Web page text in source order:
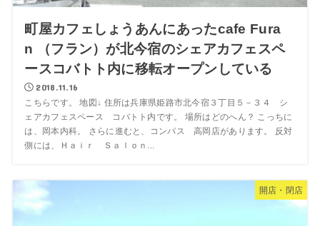
町屋カフェしょうあんにあったcafe Fura
n （フラン）が北今宿のシェアカフェスペ
ースコバトト内に移転オープンしている
2018.11.16
こちらです。 地図↓ 住所は兵庫県姫路市北今宿３丁目５－３４ シ
ェアカフェスペース コバトト内です。 場所はどのへん？ こっちに
は、岡本内科。 さらに進むと、コンパス 高岡店があります。 反対
側には、Ｈａｉｒ Ｓａｌｏｎ...
開店・閉店